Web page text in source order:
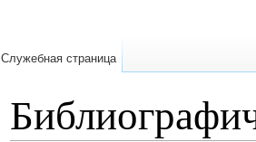
Служебная страница